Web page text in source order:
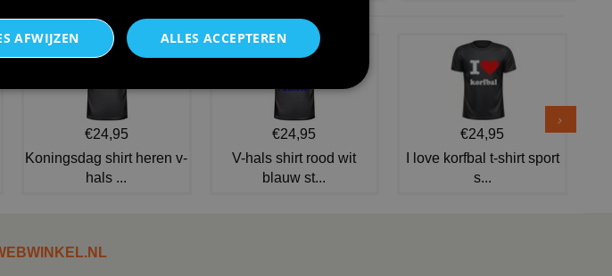
COLLECTIE
€24,95
Koningsdag shirt heren v-
hals ...
€24,95
V-hals shirt rood wit
blauw st...
€24,95
I love korfbal t-shirt sport
s...
ALLES ACCEPTEREN
AFWIJZEN